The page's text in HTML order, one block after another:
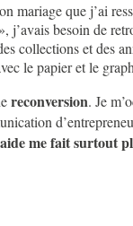
mariage que j’ai
besoin de
collections et des
le papier et le
reconversion. Je
me fait surtout